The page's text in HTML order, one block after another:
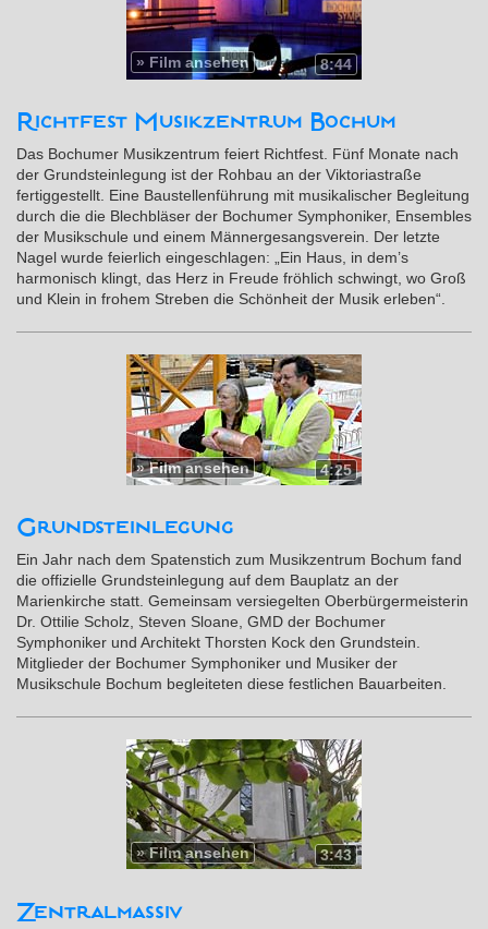
8:44
» Film ansehen
Richtfest Musikzentrum Bochum
Das Bochumer Musikzentrum feiert Richtfest. Fünf Monate nach
der Grundsteinlegung ist der Rohbau an der Viktoriastraße
fertiggestellt. Eine Baustellenführung mit musikalischer Begleitung
durch die die Blechbläser der Bochumer Symphoniker, Ensembles
der Musikschule und einem Männergesangsverein. Der letzte
Nagel wurde feierlich eingeschlagen: „Ein Haus, in dem’s
harmonisch klingt, das Herz in Freude fröhlich schwingt, wo Groß
und Klein in frohem Streben die Schönheit der Musik erleben“.
4:25
»Film ansehen
Grundsteinlegung
Ein Jahr nach dem Spatenstich zum Musikzentrum Bochum fand
die offizielle Grundsteinlegung auf dem Bauplatz an der
Marienkirche statt. Gemeinsam versiegelten Oberbürgermeisterin
Dr. Ottilie Scholz, Steven Sloane, GMD der Bochumer
Symphoniker und Architekt Thorsten Kock den Grundstein.
Mitglieder der Bochumer Symphoniker und Musiker der
Musikschule Bochum begleiteten diese festlichen Bauarbeiten.
3:43
»Film ansehen
Zentralmassiv